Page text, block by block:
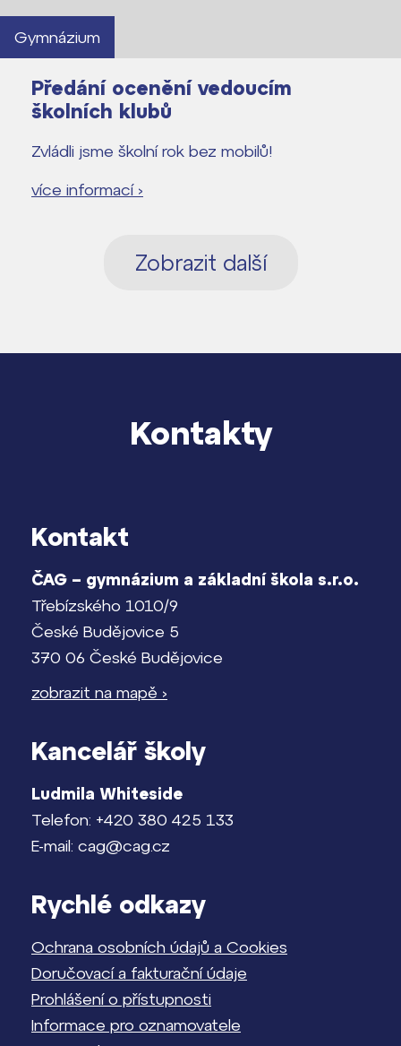
Gymnázium
Předání ocenění vedoucím
školních klubů
Zvládli jsme školní rok bez mobilů!
více informací ›
Zobrazit další
Kontakty
Kontakt
ČAG – gymnázium a základní škola s.r.o.
Třebízského 1010/9
České Budějovice 5
370 06 České Budějovice
zobrazit na mapě ›
Kancelář školy
Ludmila Whiteside
Telefon: +420 380 425 133
E-mail: cag@cag.cz
Rychlé odkazy
Ochrana osobních údajů a Cookies
Doručovací a fakturační údaje
Prohlášení o přístupnosti
Informace pro oznamovatele